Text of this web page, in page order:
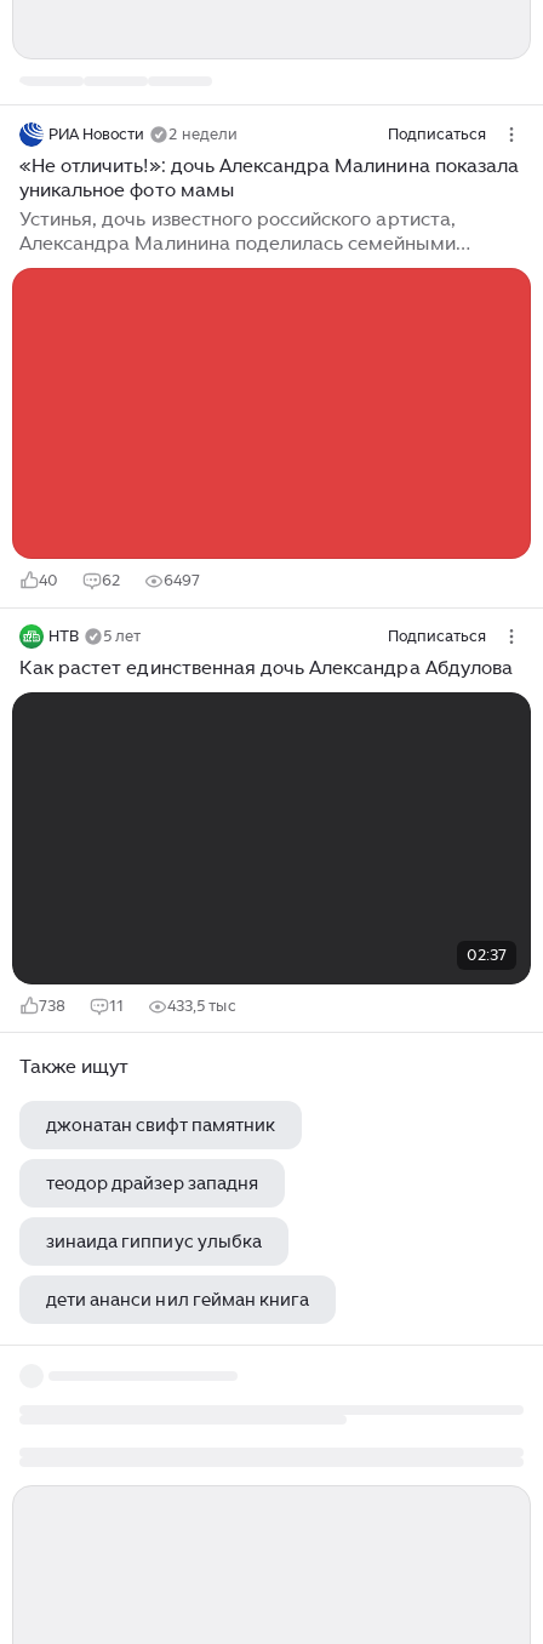
РИА Новости 2 недели Подписаться
«Не отличить!»: дочь Александра Малинина показала
уникальное фото мамы
Устинья, дочь известного российского артиста,
Александра Малинина поделилась семейными
кадрами из отпуска. На фотографиях запечатлена
40 62 6497
НТВ 5 лет Подписаться
Как растет единственная дочь Александра Абдулова
02:37
738 11 433,5 тыс
Также ищут
джонатан свифт памятник
теодор драйзер западня
зинаида гиппиус улыбка
дети ананси нил гейман книга